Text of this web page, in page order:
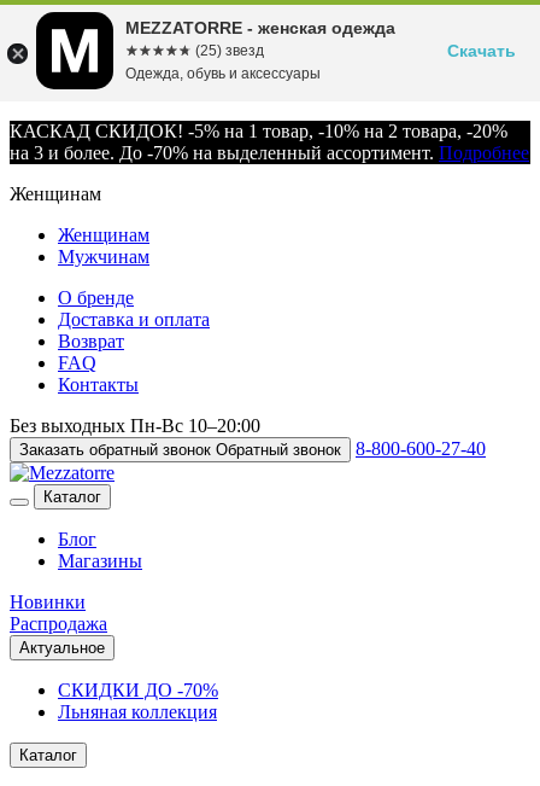
КАСКАД СКИДОК! -5% на 1 товар, -10% на 2 товара, -20%
на 3 и более. До -70% на выделенный ассортимент. Подробнее
Женщинам
Женщинам
Мужчинам
О бренде
Доставка и оплата
Возврат
FAQ
Контакты
Без выходных Пн-Вс 10–20:00
Заказать обратный звонок Обратный звонок 8-800-600-27-40
Каталог
Блог
Магазины
Новинки
Распродажа
Актуальное
СКИДКИ ДО -70%
Льняная коллекция
Каталог
MEZZATORRE - женская одежда
☆☆☆☆☆
★★★★★ (25) звезд
Одежда, обувь и аксессуары
Скачать